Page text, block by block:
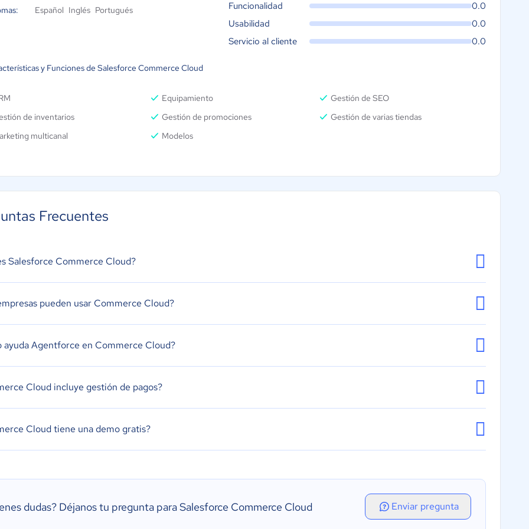
Español Inglés Portugués Funcionalidad
0.0
Usabilidad
0.0
Servicio al cliente
0.0
y Funciones de Salesforce Commerce Cloud
Equipamiento
Gestión de SEO
de inventarios
Gestión de promociones
Gestión de varias tiendas
multicanal
Modelos
Frecuentes
Salesforce Commerce Cloud?
pueden usar Commerce Cloud?
ayuda Agentforce en Commerce Cloud?
Cloud incluye gestión de pagos?
Cloud tiene una demo gratis?
dudas? Déjanos tu pregunta para Salesforce Commerce Cloud Enviar pregunta